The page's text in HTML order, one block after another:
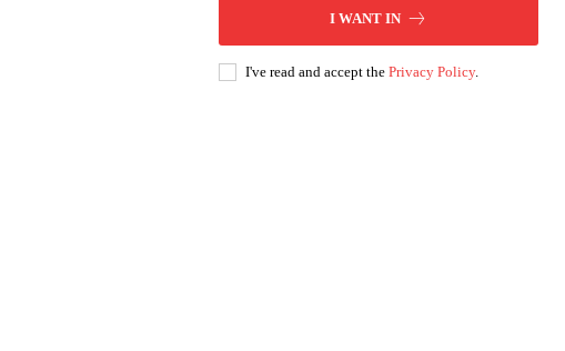
I WANT IN
I've read and accept the Privacy Policy.